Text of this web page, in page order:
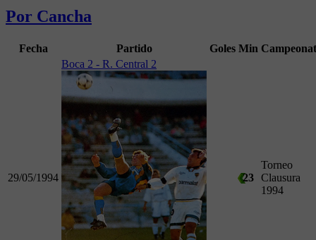
Por Cancha
Fecha Partido Goles Min
29/05/1994
Boca 2 - R. Central 2
23
Torneo
Clausura
1994